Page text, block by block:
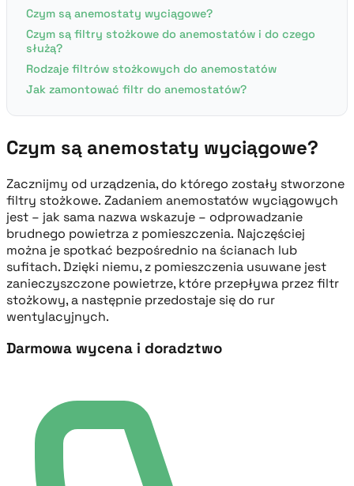
Czym są anemostaty wyciągowe?
Czym są filtry stożkowe do anemostatów i do czego
służą?
Rodzaje filtrów stożkowych do anemostatów
Jak zamontować filtr do anemostatów?
Czym są anemostaty wyciągowe?
Zacznijmy od urządzenia, do którego zostały stworzone
filtry stożkowe. Zadaniem anemostatów wyciągowych
jest – jak sama nazwa wskazuje – odprowadzanie
brudnego powietrza z pomieszczenia. Najczęściej
można je spotkać bezpośrednio na ścianach lub
sufitach. Dzięki niemu, z pomieszczenia usuwane jest
zanieczyszczone powietrze, które przepływa przez filtr
stożkowy, a następnie przedostaje się do rur
wentylacyjnych.
Darmowa wycena i doradztwo